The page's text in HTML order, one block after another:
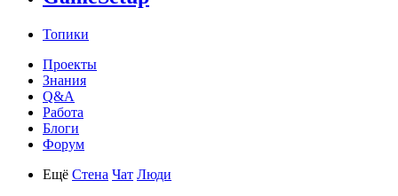
Топики
Проекты
Знания
Q&A
Работа
Блоги
Форум
Ещё Стена Чат Люди